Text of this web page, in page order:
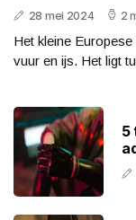
28 mei 2024 2
Het kleine
vuur en ijs. Het ligt
5